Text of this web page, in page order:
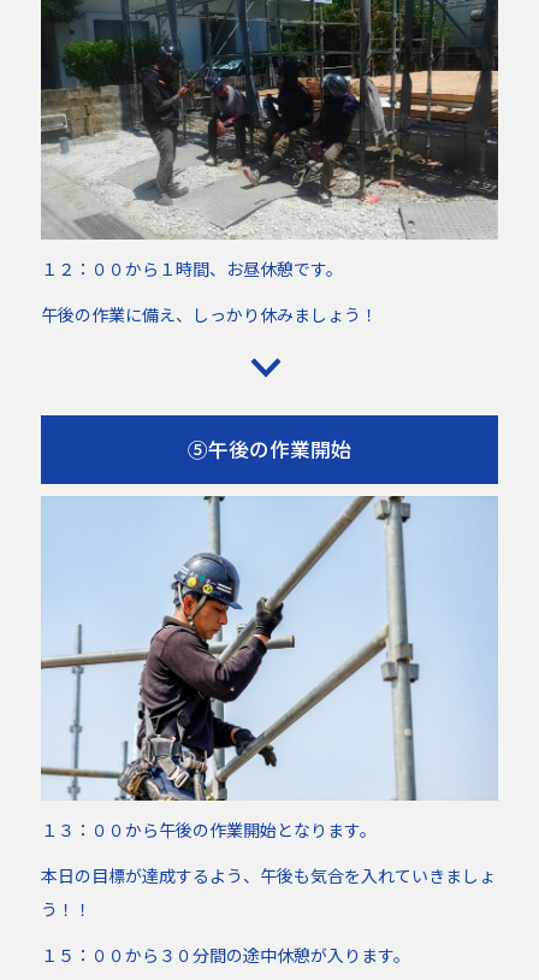
１２：００から１時間、お昼休憩です。
午後の作業に備え、しっかり休みましょう！
⑤午後の作業開始
１３：００から午後の作業開始となります。
本日の目標が達成するよう、午後も気合を入れていきましょ
う！！
１５：００から３０分間の途中休憩が入ります。